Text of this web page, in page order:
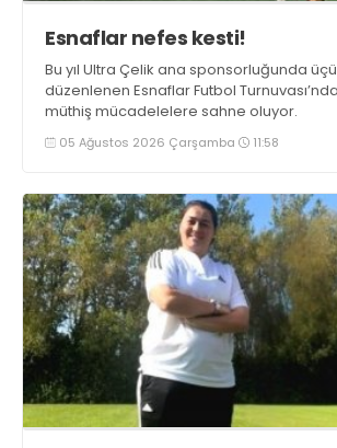
Esnaflar nefes kesti!
Bu yıl Ultra Çelik ana sponsorluğunda
düzenlenen Esnaflar Futbol
müthiş mücadelelere sahne oluyor.
05 Ağustos 2026 Çarşamba 11:58